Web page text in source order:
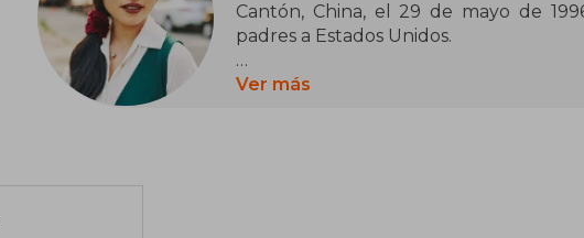
Cantón, China, el 29 de mayo de
padres a Estados Unidos.
Kuang estudió Historia en la
Ver más